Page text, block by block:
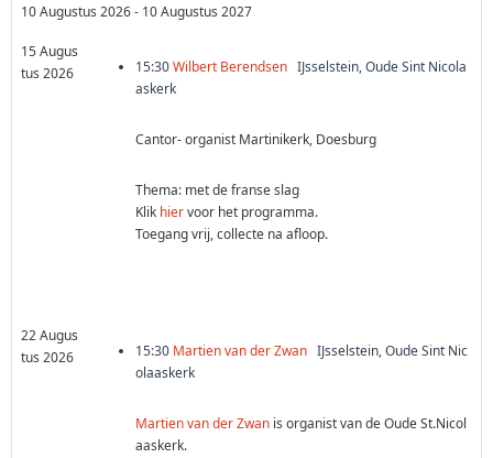
10 Augustus 2026 - 10 Augustus 2027
15 Augus
tus 2026
15:30Wilbert Berendsen IJsselstein, Oude Sint Nicola
askerk
Cantor- organist Martinikerk, Doesburg
Thema: met de franse slag
Klik hiervoor het programma.
Toegang vrij, collecte na afloop.
22 Augus
tus 2026
15:30 Martien van der Zwan IJsselstein, Oude Sint Nic
olaaskerk
Martien van der Zwan is organist van de Oude St.Nicol
aaskerk.